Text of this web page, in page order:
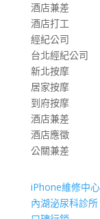
酒店兼差
酒店打工
經紀公司
台北經紀公司
新北按摩
居家按摩
到府按摩
酒店兼差
酒店應徵
公關兼差
iPhone維修中心
內湖泌尿科診所